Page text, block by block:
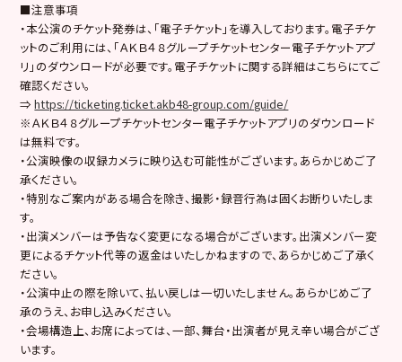
■注意事項
・本公演のチケット発券は、「電子チケット」を導入しております。電子チケ
ットのご利用には、「ＡＫＢ４８グループチケットセンター電子チケットアプ
リ」のダウンロードが必要です。電子チケットに関する詳細はこちらにてご
確認ください。
⇒https://ticketing.ticket.akb48-group.com/guide/
※ＡＫＢ４８グループチケットセンター電子チケットアプリのダウンロード
は無料です。
・公演映像の収録カメラに映り込む可能性がございます。あらかじめご了
承ください。
・特別なご案内がある場合を除き、撮影・録音行為は固くお断りいたしま
す。
・出演メンバーは予告なく変更になる場合がございます。出演メンバー変
更によるチケット代等の返金はいたしかねますので、あらかじめご了承く
ださい。
・公演中止の際を除いて、払い戻しは一切いたしません。あらかじめご了
承のうえ、お申し込みください。
・会場構造上、お席によっては、一部、舞台・出演者が見え辛い場合がござ
います。